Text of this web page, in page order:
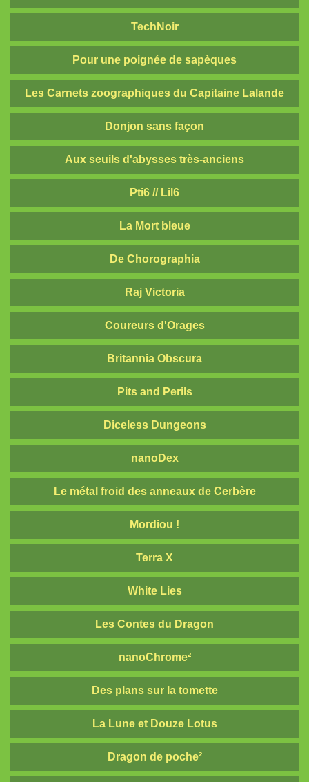
TechNoir
Pour une poignée de sapèques
Les Carnets zoographiques du Capitaine Lalande
Donjon sans façon
Aux seuils d'abysses très-anciens
Pti6 // Lil6
La Mort bleue
De Chorographia
Raj Victoria
Coureurs d'Orages
Britannia Obscura
Pits and Perils
Diceless Dungeons
nanoDex
Le métal froid des anneaux de Cerbère
Mordiou !
Terra X
White Lies
Les Contes du Dragon
nanoChrome²
Des plans sur la tomette
La Lune et Douze Lotus
Dragon de poche²